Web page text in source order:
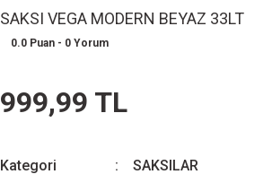
SAKSI VEGA MODERN BEYAZ 33LT
0.0 Puan - 0 Yorum
999,99 TL
Kategori
SAKSILAR